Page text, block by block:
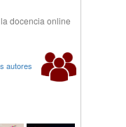
docencia online
autores